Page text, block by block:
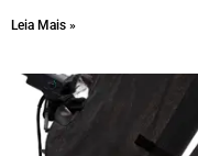
Leia Mais »